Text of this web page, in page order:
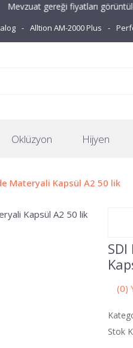
gereği fiyatları
Alltion AM-2000 Plus
Oklüzyon Hijyen
Materyali Kapsül A2 50 lik
(0)
Stok